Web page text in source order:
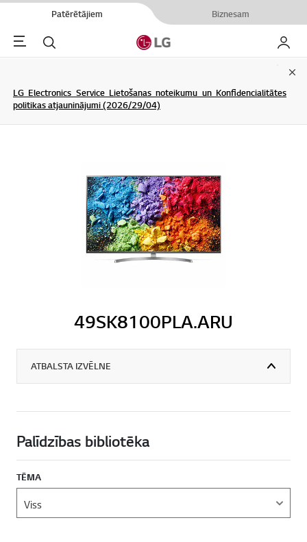
Patērētājiem Biznesam
Menu Meklēt Mans
LG Electronics Service Lietošanas noteikumu un Konfidencialitātes
politikas atjauninājumi (2026/29/04)
49SK8100PLA.ARU
ATBALSTA IZVĒLNE
Palīdzības bibliotēka
TĒMA